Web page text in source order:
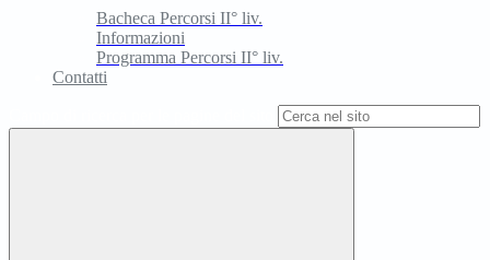
Bacheca Percorsi II° liv.
Informazioni
Programma Percorsi II° liv.
Contatti